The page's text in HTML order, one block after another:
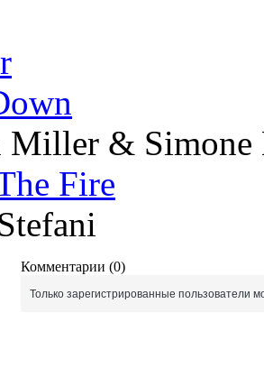
Miller & Simone
Fire
Комментарии (0)
Только зарегистрированные пользователи